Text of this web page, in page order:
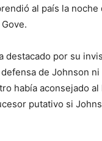
al país la
destacado por su
de Johnson
había aconsejado
putativo si